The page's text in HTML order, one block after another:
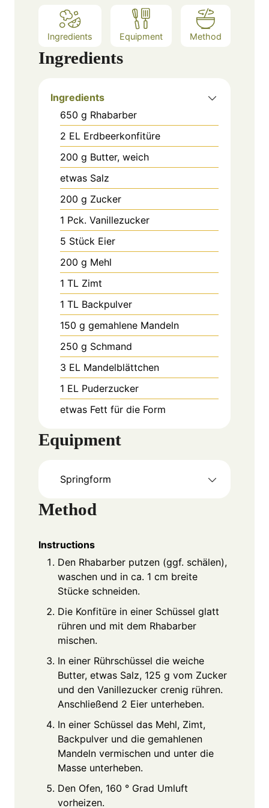
Ingredients Equipment Method
Ingredients
Ingredients
650 g Rhabarber
2 EL Erdbeerkonfitüre
200 g Butter, weich
etwas Salz
200 g Zucker
1 Pck. Vanillezucker
5 Stück Eier
200 g Mehl
1 TL Zimt
1 TL Backpulver
150 g gemahlene Mandeln
250 g Schmand
3 EL Mandelblättchen
1 EL Puderzucker
etwas Fett für die Form
Equipment
Springform
Method
Instructions
Den Rhabarber putzen (ggf. schälen),
waschen und in ca. 1 cm breite
Stücke schneiden.
Die Konfitüre in einer Schüssel glatt
rühren und mit dem Rhabarber
mischen.
In einer Rührschüssel die weiche
Butter, etwas Salz, 125 g vom Zucker
und den Vanillezucker crenig rühren.
Anschließend 2 Eier unterheben.
In einer Schüssel das Mehl, Zimt,
Backpulver und die gemahlenen
Mandeln vermischen und unter die
Masse unterheben.
Den Ofen, 160 ° Grad Umluft
vorheizen.